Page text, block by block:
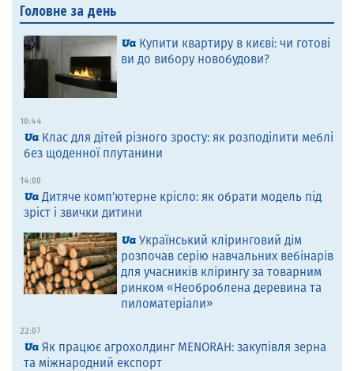
Головне за день
Купити квартиру в києві: чи готові
ви до вибору новобудови?
10:44
Клас для дітей різного зросту: як розподілити меблі
без щоденної плутанини
14:00
Дитяче комп’ютерне крісло: як обрати модель під
зріст і звички дитини
Український кліринговий дім
розпочав серію навчальних вебінарів
для учасників клірингу за товарним
ринком «Необроблена деревина та
пиломатеріали»
22:07
Як працює агрохолдинг MENORAH: закупівля зерна
та міжнародний експорт